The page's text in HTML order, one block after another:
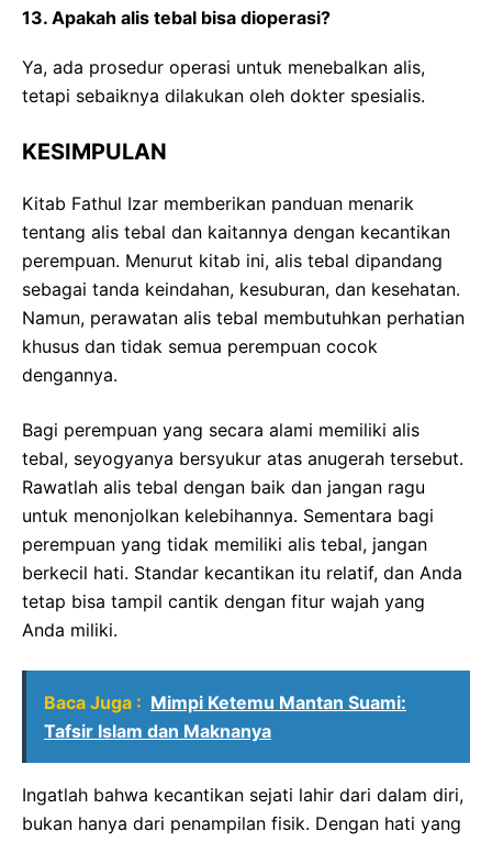
13. Apakah alis tebal bisa dioperasi?
Ya, ada prosedur operasi untuk menebalkan alis,
tetapi sebaiknya dilakukan oleh dokter spesialis.
KESIMPULAN
Kitab Fathul Izar memberikan panduan menarik
tentang alis tebal dan kaitannya dengan kecantikan
perempuan. Menurut kitab ini, alis tebal dipandang
sebagai tanda keindahan, kesuburan, dan kesehatan.
Namun, perawatan alis tebal membutuhkan perhatian
khusus dan tidak semua perempuan cocok
dengannya.
Bagi perempuan yang secara alami memiliki alis
tebal, seyogyanya bersyukur atas anugerah tersebut.
Rawatlah alis tebal dengan baik dan jangan ragu
untuk menonjolkan kelebihannya. Sementara bagi
perempuan yang tidak memiliki alis tebal, jangan
berkecil hati. Standar kecantikan itu relatif, dan Anda
tetap bisa tampil cantik dengan fitur wajah yang
Anda miliki.
Baca Juga : Mimpi Ketemu Mantan Suami:
Tafsir Islam dan Maknanya
Ingatlah bahwa kecantikan sejati lahir dari dalam diri,
bukan hanya dari penampilan fisik. Dengan hati yang